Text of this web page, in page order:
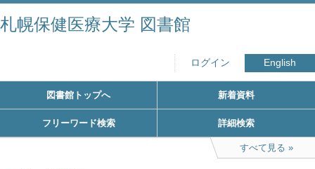
札幌保健医療大学 図書館
ログイン English
図書館トップへ 新着資料
フリーワード検索 詳細検索
すべて見る